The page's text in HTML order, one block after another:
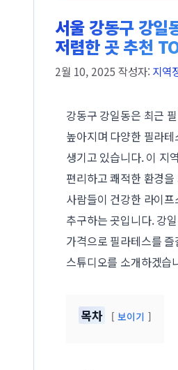
서울 강동구 강일
저렴한 곳 추천
2월 10, 2025 작성자: 지역
강동구 강일동은 최근
높아지며 다양한 필라
생기고 있습니다. 이 지
편리하고 쾌적한 환경
사람들이 건강한 라이
추구하는 곳입니다. 강
가격으로 필라테스를 즐
스튜디오를 소개하겠습
목차 보이기